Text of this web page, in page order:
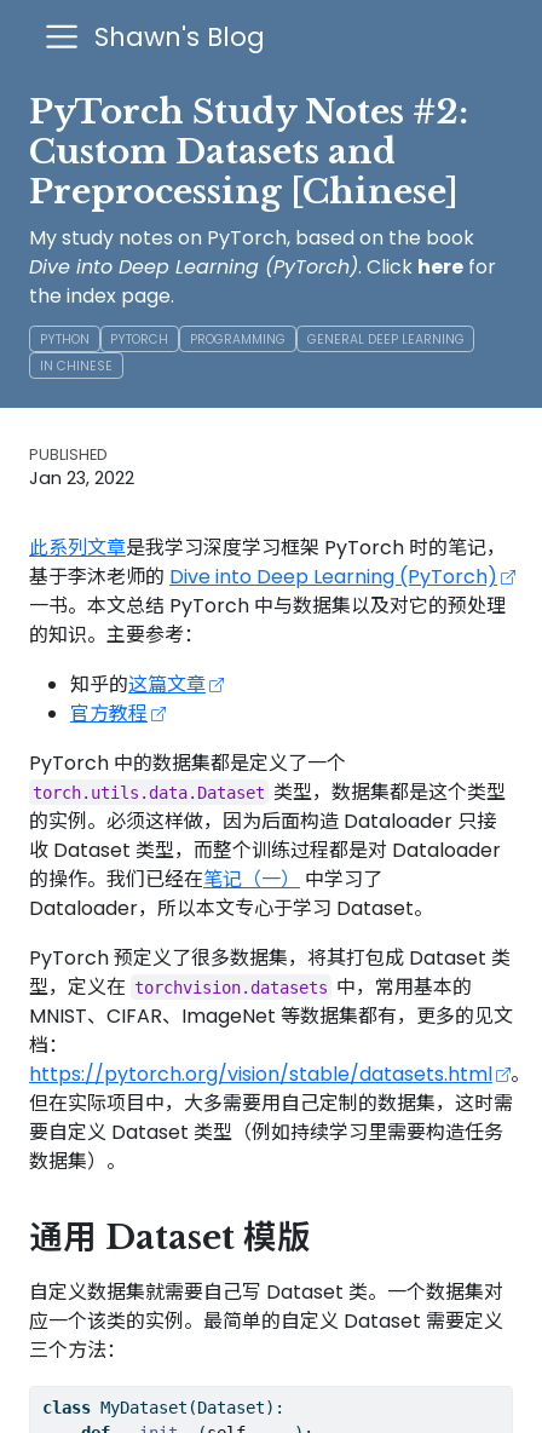
Shawn's Blog
PyTorch Study Notes #2:
Custom Datasets and
Preprocessing [Chinese]
My study notes on PyTorch, based on the book
Dive into Deep Learning (PyTorch). Click here for
the index page.
PYTHON PYTORCH PROGRAMMING
GENERAL DEEP LEARNING
IN CHINESE
PUBLISHED
Jan 23, 2022
此系列文章是我学习深度学习框架 PyTorch 时的笔记，
基于李沐老师的 Dive into Deep Learning (PyTorch)
一书。本文总结 PyTorch 中与数据集以及对它的预处理
的知识。主要参考：
知乎的这篇文章
官方教程
PyTorch 中的数据集都是定义了一个
torch.utils.data.Dataset 类型，数据集都是这个类型
的实例。必须这样做，因为后面构造 Dataloader 只接
收 Dataset 类型，而整个训练过程都是对 Dataloader
的操作。我们已经在笔记（一）
中学习了
Dataloader，所以本文专心于学习 Dataset。
PyTorch 预定义了很多数据集，将其打包成 Dataset 类
型，定义在 torchvision.datasets 中，常用基本的
MNIST、CIFAR、ImageNet 等数据集都有，更多的见文
档：
https://pytorch.org/vision/stable/datasets.html
。
但在实际项目中，大多需要用自己定制的数据集，这时需
要自定义 Dataset 类型（例如持续学习里需要构造任务
数据集）。
通用 Dataset 模版
自定义数据集就需要自己写 Dataset 类。一个数据集对
应一个该类的实例。最简单的自定义 Dataset 需要定义
三个方法：
class MyDataset(Dataset):